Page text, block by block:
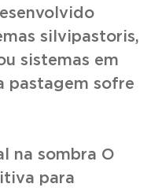
silvipastoris,
sistemas em
pastagem sofre
na sombra O
para